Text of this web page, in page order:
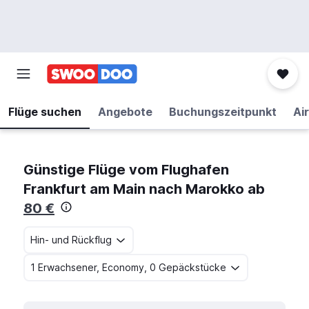
Flüge suchen Angebote Buchungszeitpunkt
Günstige Flüge vom Flughafen
Frankfurt am Main nach Marokko ab
80 €
Hin- und Rückflug
1 Erwachsener, Economy, 0 Gepäckstücke